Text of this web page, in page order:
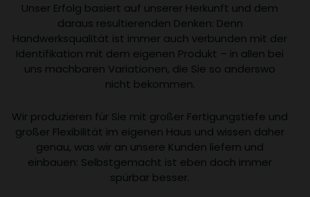
Unser Erfolg basiert auf unserer Herkunft und dem
daraus resultierenden Denken: Denn
Handwerksqualität ist immer auch verbunden mit der
Identifikation mit dem eigenen Produkt – in allen bei
uns machbaren Variationen, die Sie so anderswo
nicht bekommen.
Wir produzieren für Sie mit großer Fertigungstiefe und
großer Flexibilität im eigenen Haus und wissen daher
genau, was wir an unsere Kunden liefern und
einbauen: Selbstgemacht ist eben doch immer
spürbar besser.